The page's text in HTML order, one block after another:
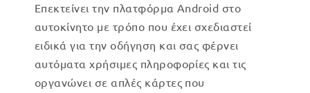
Επεκτείνει την πλατφόρμα Android στο
αυτοκίνητο με τρόπο που έχει σχεδιαστεί
ειδικά για την οδήγηση και σας φέρνει
αυτόματα χρήσιμες πληροφορίες και τις
οργανώνει σε απλές κάρτες που